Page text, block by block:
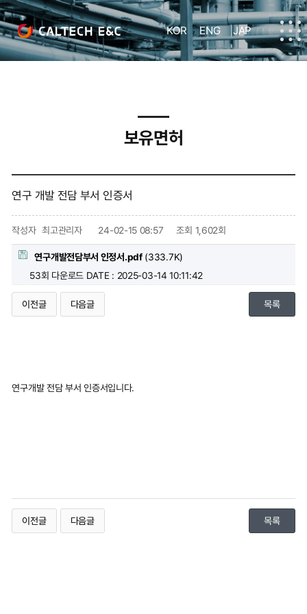
KOR ENG JAP
보유면허
연구 개발 전담 부서 인증서
작성자 최고관리자 24-02-15 08:57 조회 1,602회
연구개발전담부서 인정서.pdf(333.7K)
53회 다운로드 DATE : 2025-03-14 10:11:42
이전글 다음글 목록
연구개발 전담 부서 인증서입니다.
이전글 다음글 목록